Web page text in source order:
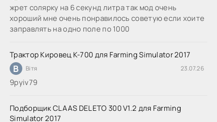
жрет солярку на 6 секунд литра так мод очень
хороший мне очень понравилось советую если хоите
заправлять на одно поле по 1000
Трактор Кировец К-700 для Farming Simulator 2017
В Вітя 23.07.26
9руіv79
Подборщик CLAAS DELETO 300 V1.2 для Farming
Simulator 2017